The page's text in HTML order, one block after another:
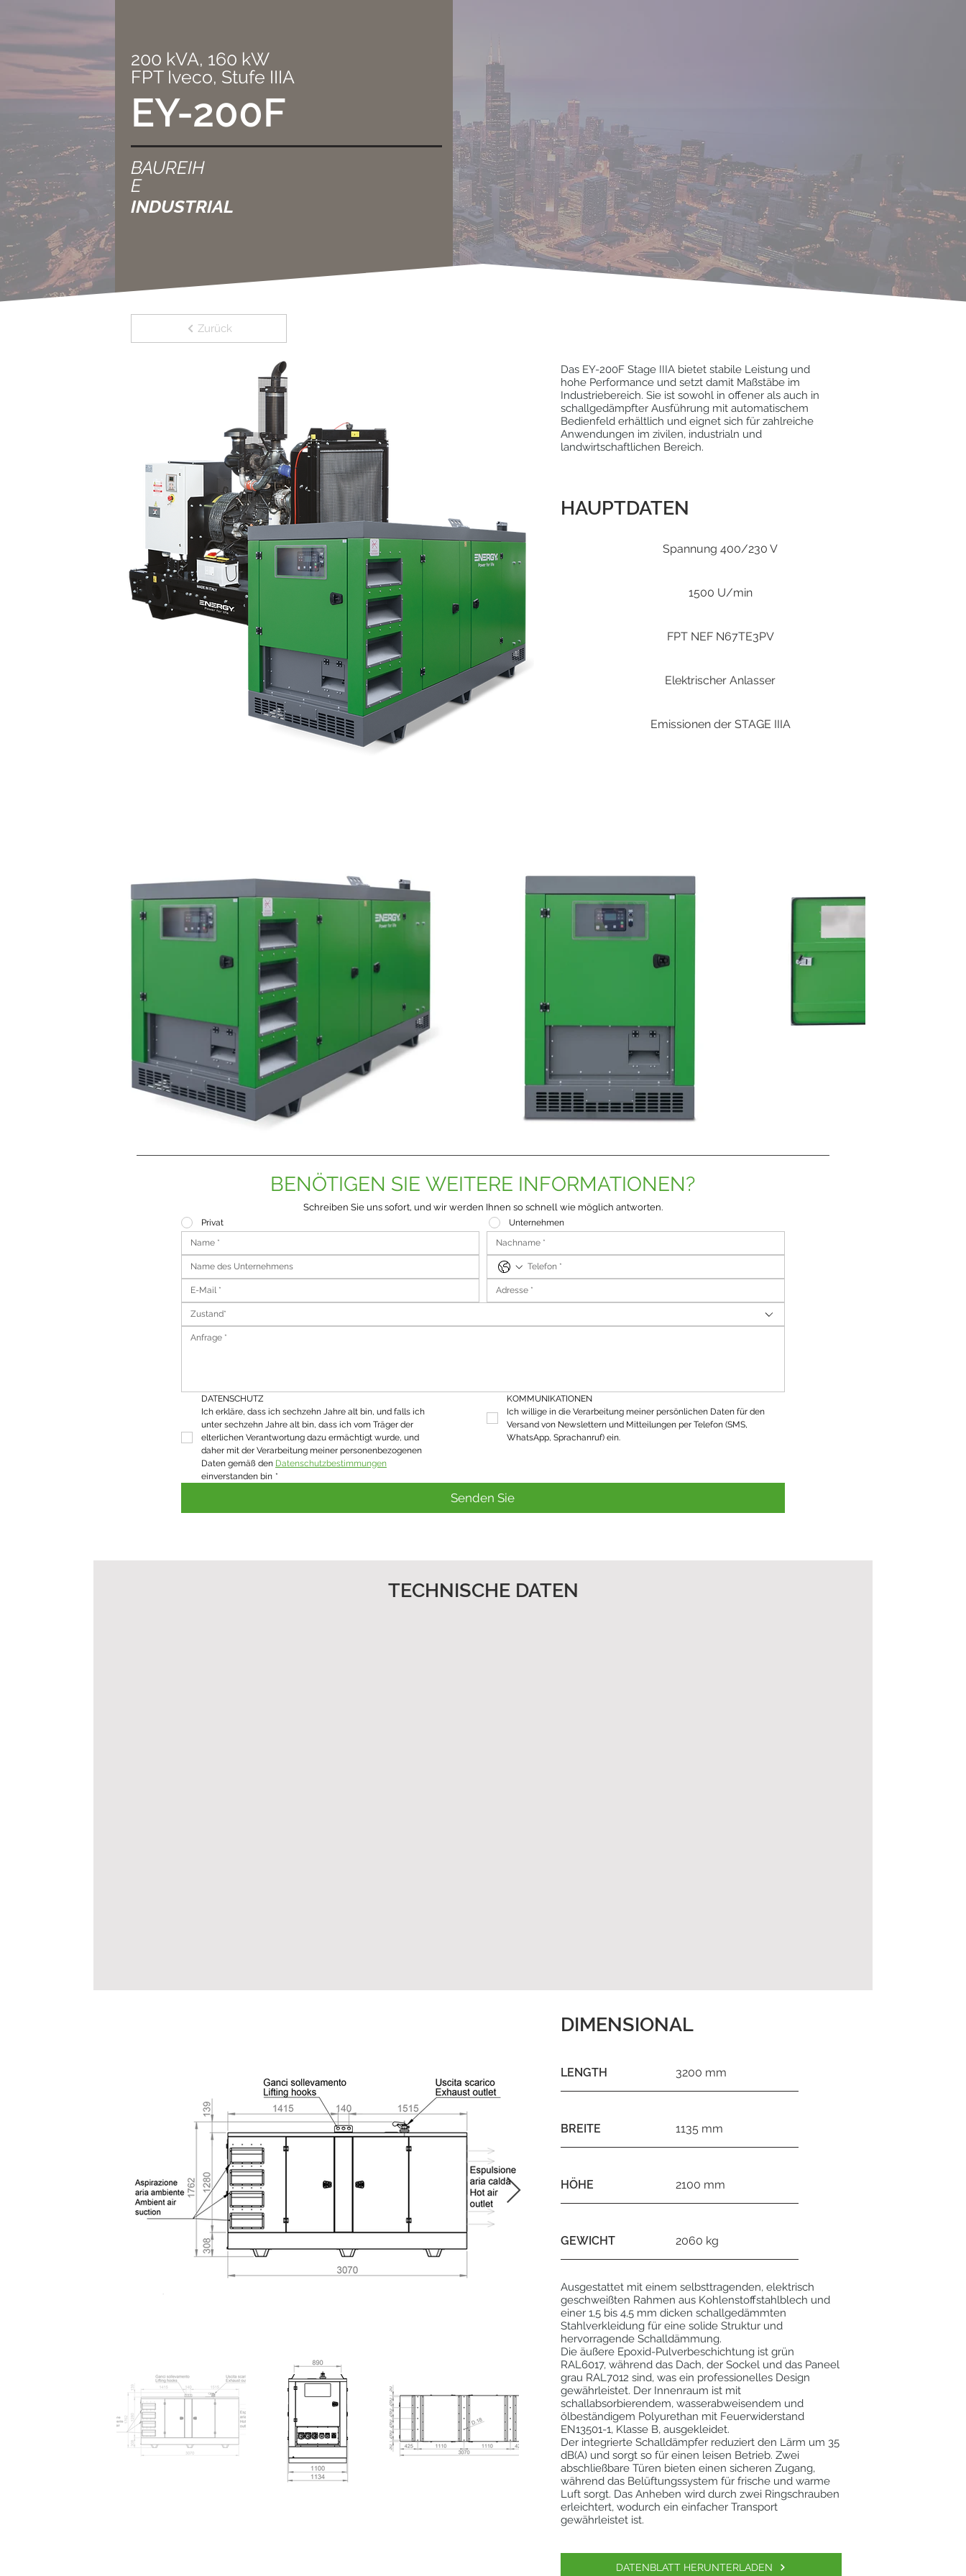
200 kVA, 160 kW
FPT Iveco, Stufe IIIA
EY-200F
BAUREIH
E
INDUSTRIAL
Zurück
Das EY-200F Stage IIIA bietet stabile Leistung und
hohe Performance und setzt damit Maßstäbe im
Industriebereich. Sie ist sowohl in offener als auch in
schallgedämpfter Ausführung mit automatischem
Bedienfeld erhältlich und eignet sich für zahlreiche
Anwendungen im zivilen, industrialn und
landwirtschaftlichen Bereich.
HAUPTDATEN
Spannung 400/230 V
1500 U/min
FPT NEF N67TE3PV
Elektrischer Anlasser
Emissionen der STAGE IIIA
BENÖTIGEN SIE WEITERE INFORMATIONEN?
Schreiben Sie uns sofort, und wir werden Ihnen so schnell wie möglich antworten.
Privat Unternehmen
Zustand*
DATENSCHUTZ
Ich erkläre, dass ich sechzehn Jahre alt bin, und falls ich
unter sechzehn Jahre alt bin, dass ich vom Träger der
elterlichen Verantwortung dazu ermächtigt wurde, und
daher mit der Verarbeitung meiner personenbezogenen
Daten gemäß den Datenschutzbestimmungen
einverstanden bin *
KOMMUNIKATIONEN
Ich willige in die Verarbeitung meiner persönlichen Daten für den
Versand von Newslettern und Mitteilungen per Telefon (SMS,
WhatsApp, Sprachanruf) ein.
Senden Sie
TECHNISCHE DATEN
DIMENSIONAL
LENGTH 3200 mm
BREITE 1135 mm
HÖHE 2100 mm
GEWICHT 2060 kg
Ausgestattet mit einem selbsttragenden, elektrisch
geschweißten Rahmen aus Kohlenstoffstahlblech und
einer 1,5 bis 4,5 mm dicken schallgedämmten
Stahlverkleidung für eine solide Struktur und
hervorragende Schalldämmung.
Die äußere Epoxid-Pulverbeschichtung ist grün
RAL6017, während das Dach, der Sockel und das Paneel
grau RAL7012 sind, was ein professionelles Design
gewährleistet. Der Innenraum ist mit
schallabsorbierendem, wasserabweisendem und
ölbeständigem Polyurethan mit Feuerwiderstand
EN13501-1, Klasse B, ausgekleidet.
Der integrierte Schalldämpfer reduziert den Lärm um 35
dB(A) und sorgt so für einen leisen Betrieb. Zwei
abschließbare Türen bieten einen sicheren Zugang,
während das Belüftungssystem für frische und warme
Luft sorgt. Das Anheben wird durch zwei Ringschrauben
erleichtert, wodurch ein einfacher Transport
gewährleistet ist.
DATENBLATT HERUNTERLADEN